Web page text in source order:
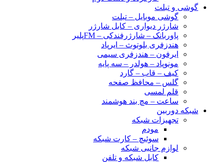
گوشی و تبلت
گوشی موبایل – تبلت
شارژر دیواری – کابل شارژر
پاوربانک – شارژرفندکی – FMپلیر
هندزفری بلوتوث – ایرپاد
ایرفون – هندزفری سیمی
مونوپاد – هولدر – سه پایه
کیف – قاب – گارد
گلس – محافظ صفحه
قلم لمسی
ساعت – مچ بند هوشمند
شبکه دوربین
تجهیزات شبکه
مودم
سوئیچ – کارت شبکه
لوازم جانبی شبکه
کابل شبکه و تلفن